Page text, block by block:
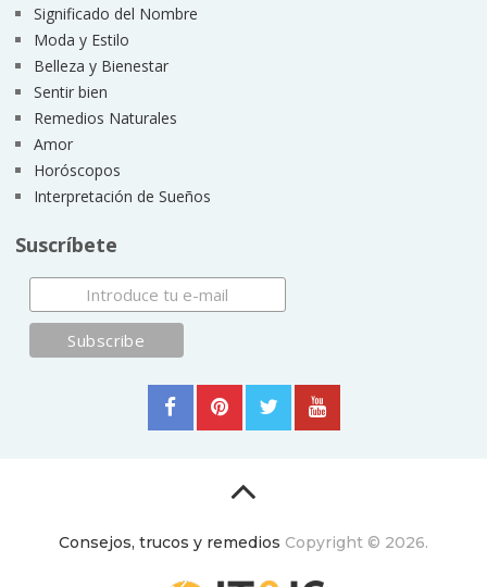
Significado del Nombre
Moda y Estilo
Belleza y Bienestar
Sentir bien
Remedios Naturales
Amor
Horóscopos
Interpretación de Sueños
Suscríbete
Consejos, trucos y remedios Copyright © 2026.